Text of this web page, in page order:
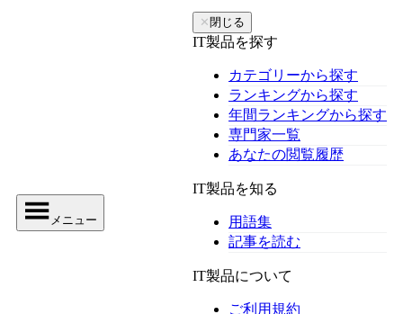
メニュー
✕ 閉じる
IT製品を探す
カテゴリーから探す
ランキングから探す
年間ランキングから探す
専門家一覧
あなたの閲覧履歴
IT製品を知る
用語集
記事を読む
IT製品について
ご利用規約